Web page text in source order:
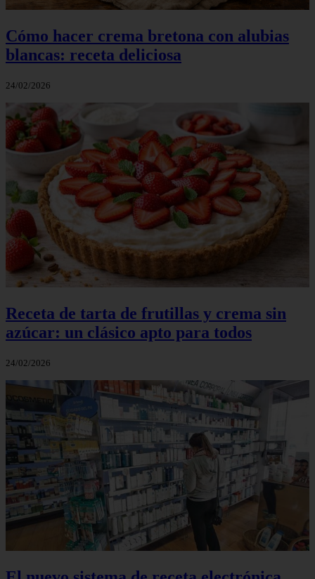
Cómo hacer crema bretona con alubias
blancas: receta deliciosa
24/02/2026
Receta de tarta de frutillas y crema sin
azúcar: un clásico apto para todos
24/02/2026